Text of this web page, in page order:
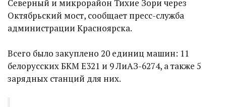
Северный и микрорайон Тихие Зори через
Октябрьский мост, сообщает пресс-служба
администрации Красноярска.
Всего было закуплено 20 единиц машин: 11
белорусских БКМ Е321 и 9 ЛиАЗ-6274, а также 5
зарядных станций для них.